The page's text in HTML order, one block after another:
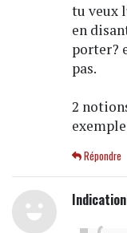
tu veux
en
porter?
pas.
2
Répondre